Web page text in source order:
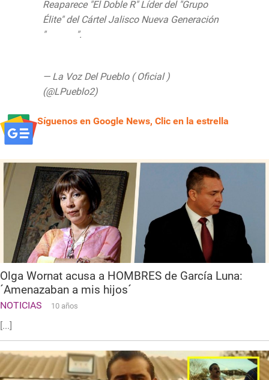
Reaparece "El Doble R" Líder del "Grupo
Élite" del Cártel Jalisco Nueva Generación
"#CJNG ".
— La Voz Del Pueblo ( Oficial )
(@LPueblo2)
Síguenos en Google News, Clic en la estrella
Olga Wornat acusa a HOMBRES de García Luna:
´Amenazaban a mis hijos´
NOTICIAS 10 años
[...]